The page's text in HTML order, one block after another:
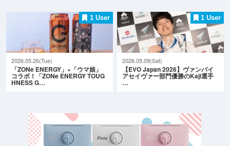
1 User
2026.05.26(Tue)
「ZONe ENERGY」×「ウマ娘」
コラボ！「ZONe ENERGY TOUG
HNESS G…
1 User
2026.05.09(Sat)
【EVO Japan 2026】ヴァンパイ
アセイヴァー部門優勝のKaji選手
…